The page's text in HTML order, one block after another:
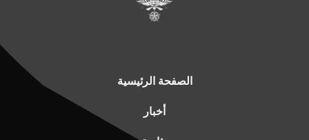
الصفحة الرئيسية
أخبار